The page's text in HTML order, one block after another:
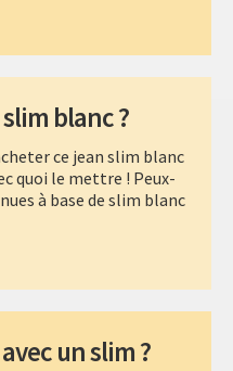
blanc ?
ce jean slim blanc
quoi le mettre ! Peux-
à base de slim blanc
un slim ?